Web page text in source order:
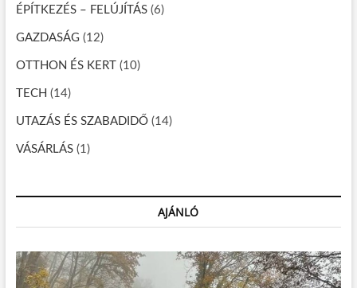
c
i
ó
ÉPÍTKEZÉS – FELÚJÍTÁS(6)
GAZDASÁG (12)
OTTHON ÉS KERT (10)
TECH (14)
UTAZÁS ÉS SZABADIDŐ(14)
VÁSÁRLÁS(1)
AJÁNLÓ